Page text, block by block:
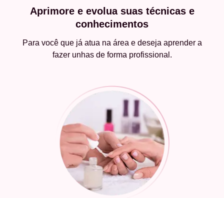
Aprimore e evolua suas técnicas e
conhecimentos
Para você que já atua na área e deseja aprender a
fazer unhas de forma profissional.